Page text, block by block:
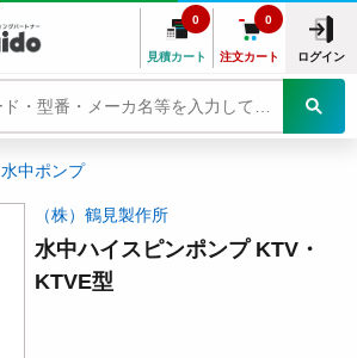
見積カート
0
注文カート
0
ログイン
水中ポンプ
（株）鶴見製作所
水中ハイスピンポンプ KTV・
KTVE型